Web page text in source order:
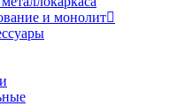
и монолит